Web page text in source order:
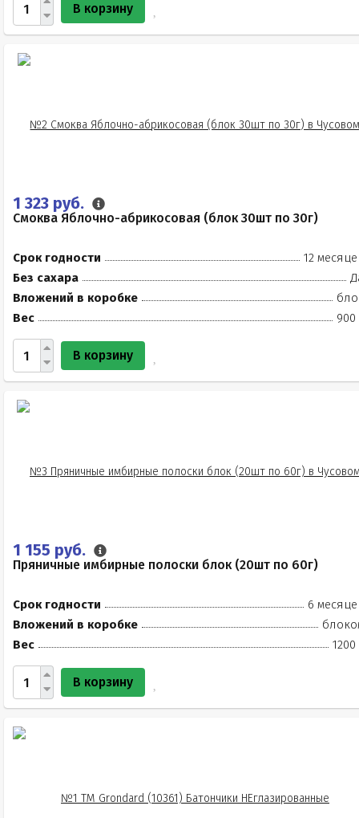
В корзину
1 323 руб.
Смоква Яблочно-абрикосовая (блок 30шт по 30г)
Срок годности
12
Без сахара
Вложений в коробке
Вес
900
В корзину
1 155 руб.
Пряничные имбирные полоски блок (20шт по 60г)
Срок годности
6
Вложений в коробке
Вес
1200
В корзину